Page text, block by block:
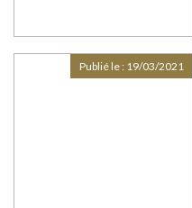
Publié le : 19/03/2021